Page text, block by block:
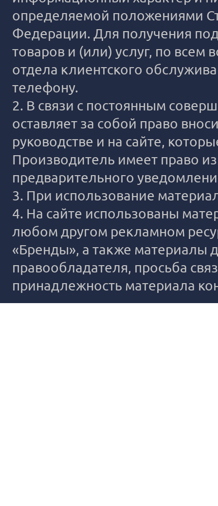
определяемой положениями
Федерации. Для получения
товаров и (или) услуг, по
отдела клиентского
телефону.
2. В связи с постоянным
оставляет за собой право
руководстве и на сайте,
Производитель имеет право
предварительного
3. При использование
4. На сайте использованы
любом другом рекламном
«Бренды», а также материалы
правообладателя, просьба
принадлежность материала